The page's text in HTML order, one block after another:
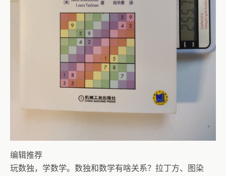
编辑推荐
玩数独，学数学。数独和数学有啥关系？拉丁方、图染